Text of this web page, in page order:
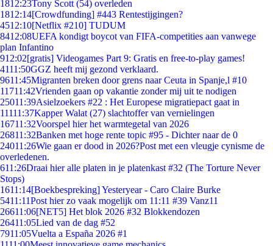
1812:23Tony Scott (54) overleden
1812:14[Crowdfunding] #443 Rentestijgingen?
4512:10[Netflix #210] TUDUM
8412:08UEFA kondigt boycot van FIFA-competities aan vanwege
plan Infantino
912:02[gratis] Videogames Part 9: Gratis en free-to-play games!
4111:50GGZ heeft mij gezond verklaard.
9611:45Migranten breken door grens naar Ceuta in Spanje,l #10
11711:42Vrienden gaan op vakantie zonder mij uit te nodigen
25011:39Asielzoekers #22 : Het Europese migratiepact gaat in
11111:37Kapper Walat (27) slachtoffer van vernielingen
16711:32Voorspel hier het warmtegetal van 2026
26811:32Banken met hoge rente topic #95 - Dichter naar de 0
24011:26Wie gaan er dood in 2026?Post met een vleugje cynisme de
overledenen.
611:26Draai hier alle platen in je platenkast #32 (The Torture Never
Stops)
1611:14[Boekbespreking] Yesteryear - Caro Claire Burke
5411:11Post hier zo vaak mogelijk om 11:11 #39 Vanz11
26611:06[NET5] Het blok 2026 #32 Blokkendozen
26411:05Lied van de dag #52
7911:05Vuelta a España 2026 #1